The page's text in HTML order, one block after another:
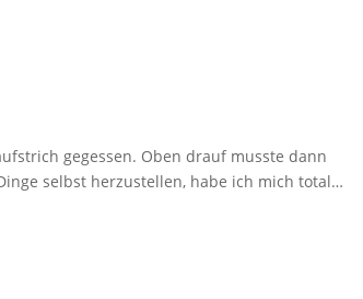
gegessen. Oben drauf musste dann
selbst herzustellen, habe ich mich total…